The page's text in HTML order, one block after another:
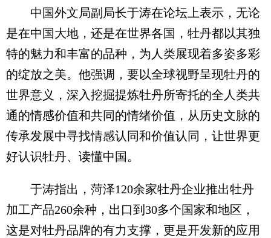
中国外文局副局长于涛在论坛上表示，无论
是在中国大地，还是在世界各国，牡丹都以其独
特的魅力和丰富的品种，为人类展现着多姿多彩
的绽放之美。他强调，要以全球视野呈现牡丹的
世界意义，深入挖掘提炼牡丹所寄托的全人类共
通的情感价值和共同的情绪价值，从历史文脉的
传承发展中寻找情感认同和价值认同，让世界更
好认识牡丹、读懂中国。
于涛指出，菏泽120余家牡丹企业推出牡丹
加工产品260余种，出口到30多个国家和地区，
这是对牡丹品牌的有力支撑，更是开发新的应用